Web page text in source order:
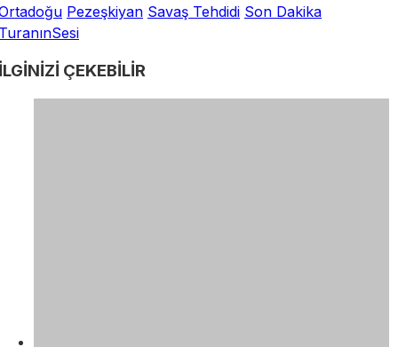
Pezeşkiyan Savaş Tehdidi Son Dakika
ÇEKEBİLİR